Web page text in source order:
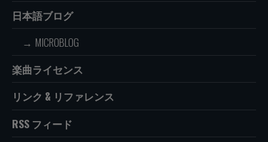
日本語ブログ
MICROBLOG
楽曲ライセンス
リンク & リファレンス
RSS フィード